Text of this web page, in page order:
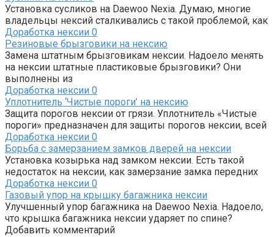
Установка сусликов на Daewoo Nexia. Думаю, многие
владельцы нексий сталкивались с такой проблемой, как
Доработка нексии 0
Резиновые брызговики на нексию
Замена штатным брызговикам нексии. Надоело менять
на нексии штатные пластиковые брызговики? Они
выполнены из
Доработка нексии 0
Уплотнитель ‘Чистые пороги’ на нексию
Защита порогов нексии от грязи. Уплотнитель «Чистые
пороги» предназначен для защиты порогов нексии, всей
Доработка нексии 0
Борьба с замерзанием замков дверей на нексии
Установка козырька над замком нексии. Есть такой
недостаток на нексии, как замерзание замка передних
Доработка нексии 0
Газовый упор на крышку багажника нексии
Улучшенный упор багажника на Daewoo Nexia. Надоело,
что крышка багажника нексии ударяет по спине?
Добавить комментарий